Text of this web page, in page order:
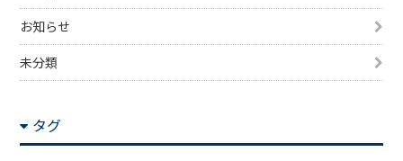
お知らせ
未分類
タグ